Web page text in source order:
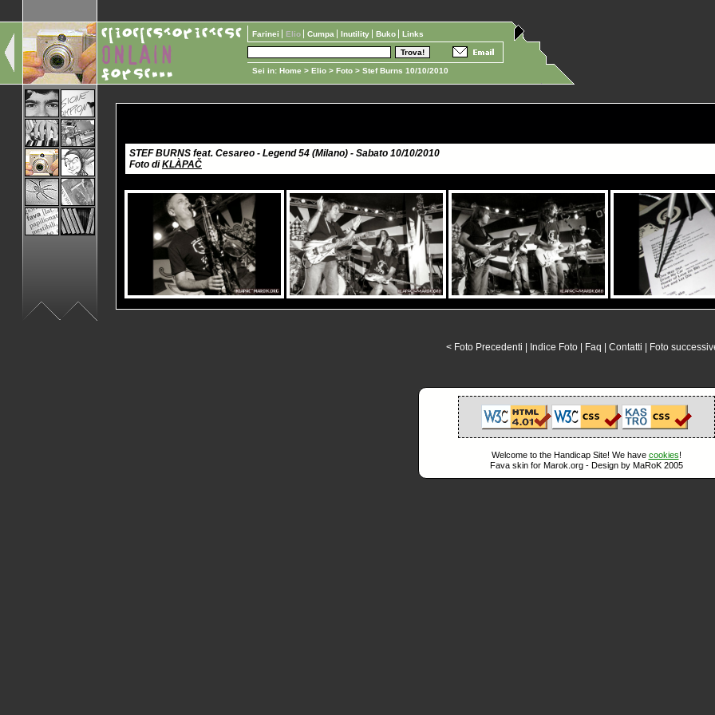
Sei in: Home > Elio > Foto > Stef Burns 10/10/2010
Farinei Elio Cumpa Inutility Buko Links
STEF BURNS feat. Cesareo - Legend 54 (Milano) - Sabato 10/10/2010
Foto diKLÀPAČ
< Foto Precedenti Indice Foto| Faq Contatti Foto
Welcome to the Handicap Site! We have cookies!
Fava skin for Marok.org - Design by MaRoK 2005